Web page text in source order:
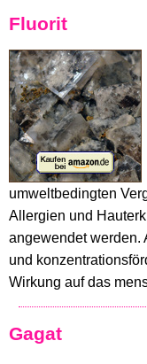
Fluorit
umweltbedingten
Allergien und
angewendet werden.
und
Wirkung auf das
Gagat